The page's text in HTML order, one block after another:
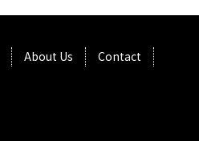
About Us Contact